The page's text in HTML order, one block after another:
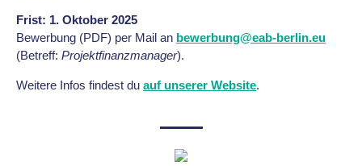
Frist: 1. Oktober 2025
Bewerbung (PDF) per Mail an bewerbung@eab-berlin.eu
(Betreff: Projektfinanzmanager).
Weitere Infos findest du auf unserer Website.